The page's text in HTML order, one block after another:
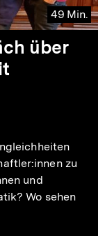
49 Min.
über
zu
und
Wo sehen